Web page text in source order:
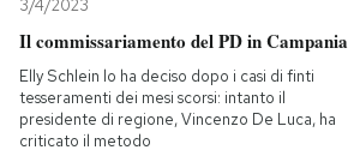
3/4/2023
Il commissariamento del PD in Campania
Elly Schlein lo ha deciso dopo i casi di finti
tesseramenti dei mesi scorsi: intanto il
presidente di regione, Vincenzo De Luca, ha
criticato il metodo